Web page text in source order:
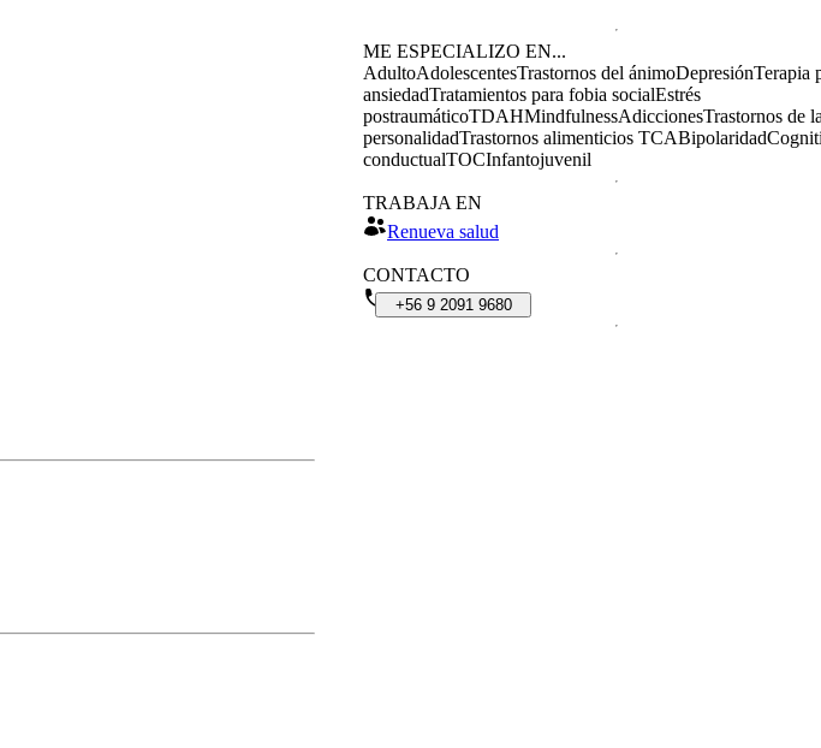
ME ESPECIALIZO EN...
AdultoAdolescentesTrastornos del ánimoDepresiónTerapia
ansiedadTratamientos para fobia socialEstrés
postraumáticoTDAHMindfulnessAdiccionesTrastornos de
personalidadTrastornos alimenticios TCABipolaridad
conductualTOCInfantojuvenil
TRABAJA EN
Renueva salud
CONTACTO
+56 9 2091 9680